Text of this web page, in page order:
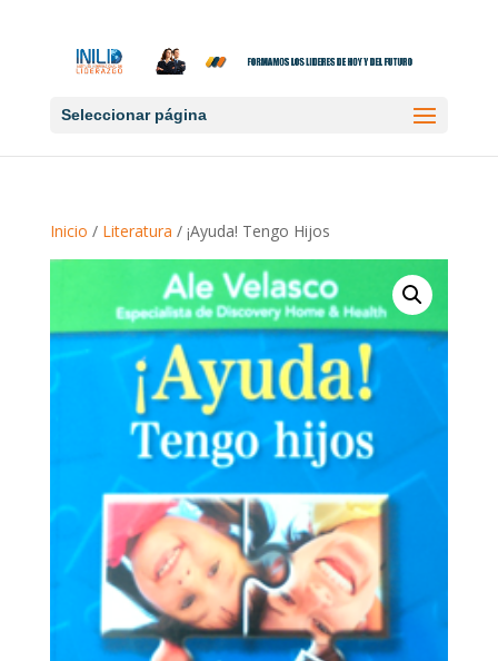
Seleccionar página
Inicio / Literatura / ¡Ayuda! Tengo Hijos